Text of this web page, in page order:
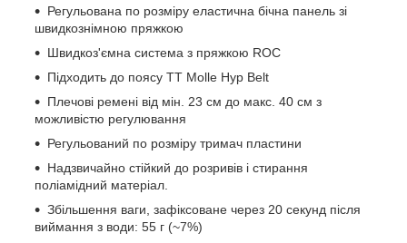
Регульована по розміру еластична бічна панель зі
швидкознімною пряжкою
Швидкоз'ємна система з пряжкою ROC
Підходить до поясу TT Molle Hyp Belt
Плечові ремені від мін. 23 см до макс. 40 см з
можливістю регулювання
Регульований по розміру тримач пластини
Надзвичайно стійкий до розривів і стирання
поліамідний матеріал.
Збільшення ваги, зафіксоване через 20 секунд після
виймання з води: 55 г (~7%)